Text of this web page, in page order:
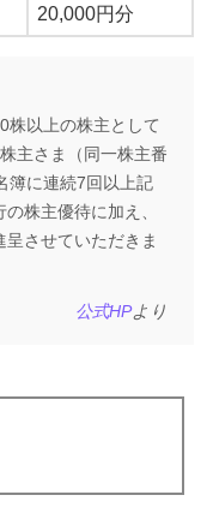
20,000円分
株以上の株主として
主さま（同一株主番
簿に連続7回以上記
株主優待に加え、
させていただきま
公式HPより